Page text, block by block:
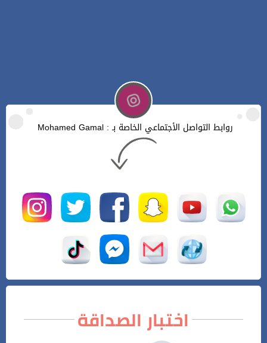
روابط التواصل الأجتماعي الخاصة بـ : Mohamed Gamal
اختبار الصداقة